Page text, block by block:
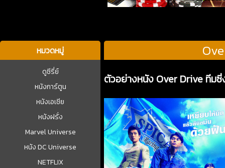
หมวดหมู่
ดูซีรี่ย์
หนังการ์ตูน
หนังเอเชีย
หนังฝรั่ง
Marvel Universe
หนัง DC Universe
NETFLIX
ตัวอย่างหนัง Over Drive ทีม